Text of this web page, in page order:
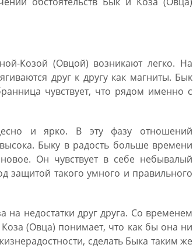
Козой (Овцой) возникают легко. На
друг к другу как магниты. Бык
чувствует, что рядом именно с
и ярко. В эту фазу отношений
Быку в радость больше времени
Он чувствует в себе небывалый
защитой такого умного и правильного
на недостатки друг друга. Со временем
(Овца) понимает, что как бы она ни
сделать Быка таким же